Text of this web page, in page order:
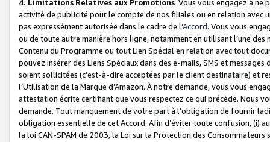
4. Limitations Relatives aux Promotions Vous vous engagez à ne
activité de publicité pour le compte de nos filiales ou en relation avec
pas expressément autorisée dans le cadre de l’Accord. Vous vous
ou de toute autre manière hors ligne, notamment en utilisant l’une
Contenu du Programme ou tout Lien Spécial en relation avec tout
pouvez insérer des Liens Spéciaux dans des e-mails, SMS et
soient sollicitées (c’est-à-dire acceptées par le client destinataire) et
l’Utilisation de la Marque d’Amazon. À notre demande, vous vous
attestation écrite certifiant que vous respectez ce qui précède. Nous
demande. Tout manquement de votre part à l’obligation de fournir
obligation essentielle de cet Accord. Afin d’éviter toute confusion, (i)
la loi CAN-SPAM de 2003, la Loi sur la Protection des